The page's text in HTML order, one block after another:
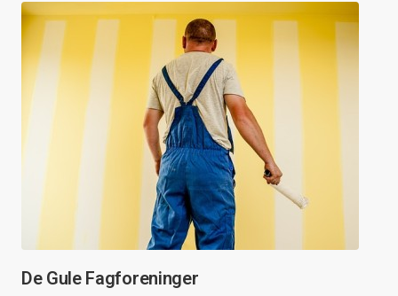
De Gule Fagforeninger